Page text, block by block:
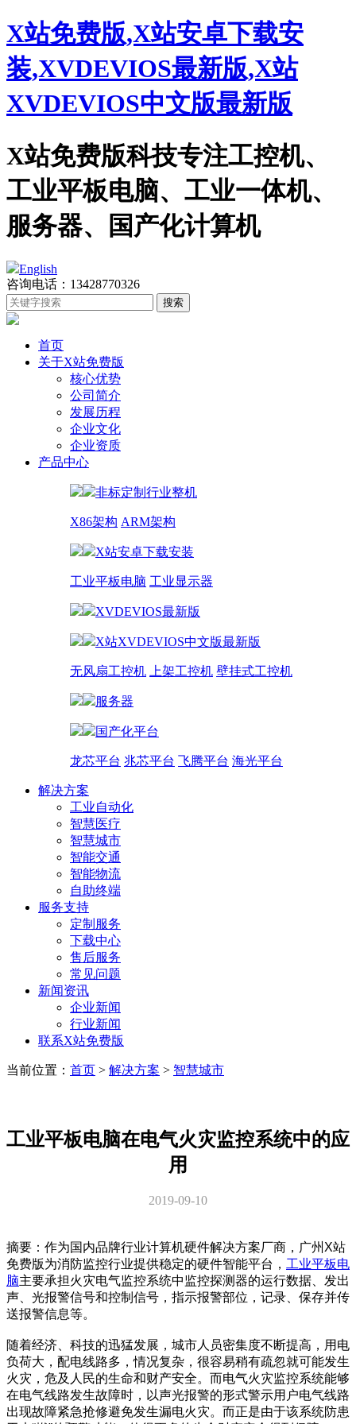
X站免费版,X站安卓下载安
装,XVDEVIOS最新版,X站
XVDEVIOS中文版最新版
X站免费版科技专注工控机、
工业平板电脑、工业一体机、
服务器、国产化计算机
English
咨询电话：13428770326
首页
关于X站免费版
核心优势
公司简介
发展历程
企业文化
企业资质
产品中心
非标定制行业整机
X86架构 ARM架构
X站安卓下载安装
工业平板电脑 工业显示器
XVDEVIOS最新版
X站XVDEVIOS中文版最新版
无风扇工控机 上架工控机 壁挂式工控机
服务器
国产化平台
龙芯平台 兆芯平台 飞腾平台 海光平台
解决方案
工业自动化
智慧医疗
智慧城市
智能交通
智能物流
自助终端
服务支持
定制服务
下载中心
售后服务
常见问题
新闻资讯
企业新闻
行业新闻
联系X站免费版
当前位置： 首页 > 解决方案 > 智慧城市
工业平板电脑在电气火灾监控系统中的应
用
2019-09-10
摘要：作为国内品牌行业计算机硬件解决方案厂商，广州X站
免费版为消防监控行业提供稳定的硬件智能平台， 工业平板电
脑主要承担火灾电气监控系统中监控探测器的运行数据、发出
声、光报警信号和控制信号，指示报警部位，记录、保存并传
送报警信息等。
随着经济、科技的迅猛发展，城市人员密集度不断提高，用电
负荷大，配电线路多，情况复杂，很容易稍有疏忽就可能发生
火灾，危及人民的生命和财产安全。而电气火灾监控系统能够
在电气线路发生故障时，以声光报警的形式警示用户电气线路
出现故障紧急抢修避免发生漏电火灾。而正是由于该系统防患